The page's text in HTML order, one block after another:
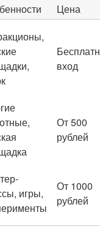
Цена
вход
От 500
рублей
игры,
От 1000
рублей